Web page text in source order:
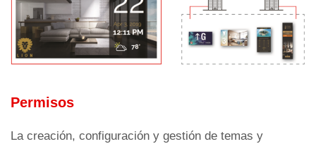
Permisos
La creación, configuración y gestión de temas y